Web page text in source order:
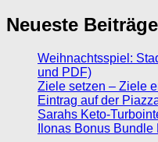
Neueste Beiträge
Weihnachtsspiel:
und PDF)
Ziele setzen – Ziele
Eintrag auf der
Sarahs Keto-
Ilonas Bonus Bundle